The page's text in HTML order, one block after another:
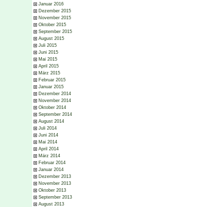
Januar 2016
Dezember 2015
November 2015
Oktober 2015
September 2015
August 2015
Juli 2015
Juni 2015
Mai 2015
April 2015
März 2015
Februar 2015
Januar 2015
Dezember 2014
November 2014
Oktober 2014
September 2014
August 2014
Juli 2014
Juni 2014
Mai 2014
April 2014
März 2014
Februar 2014
Januar 2014
Dezember 2013
November 2013
Oktober 2013
September 2013
August 2013